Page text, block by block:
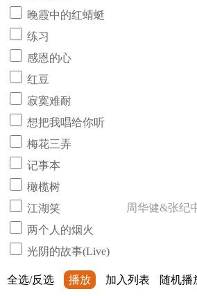
晚霞中的红蜻蜓
练习
感恩的心
红豆
寂寞难耐
想把我唱给你听
梅花三弄
记事本
橄榄树
江湖笑
周华健&张纪
两个人的烟火
光阴的故事(Live)
全选/反选 播放 加入列表 随机播